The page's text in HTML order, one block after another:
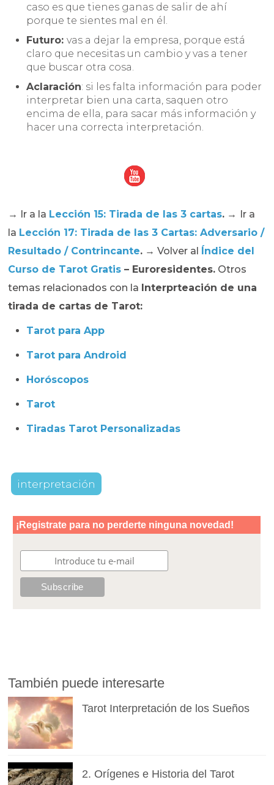
caso es que tienes ganas de salir de ahí
porque te sientes mal en él.
Futuro:vas a dejar la empresa, porque está
claro que necesitas un cambio y vas a tener
que buscar otra cosa.
Aclaración: si les falta información para poder
interpretar bien una carta, saquen otro
encima de ella, para sacar más información y
hacer una correcta interpretación.
→ Ir a la Lección 15: Tirada de las 3 cartas. → Ir a
la Lección 17: Tirada de las 3 Cartas: Adversario /
Resultado / Contrincante. → Volver al Índice del
Curso de Tarot Gratis – Euroresidentes. Otros
temas relacionados con la Interprteación de una
tirada de cartas de Tarot:
Tarot para App
Tarot para Android
Horóscopos
Tarot
Tiradas Tarot Personalizadas
interpretación
También puede interesarte
Tarot Interpretación de los Sueños
2. Orígenes e Historia del Tarot